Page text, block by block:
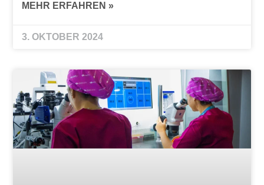
MEHR ERFAHREN »
3. OKTOBER 2024